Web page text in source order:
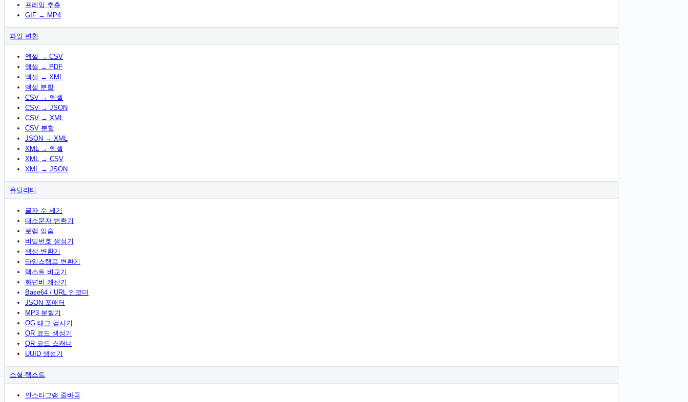
프레임 추출
GIF → MP4
파일 변환
엑셀 → CSV
엑셀 → PDF
엑셀 → XML
엑셀 분할
CSV → 엑셀
CSV → JSON
CSV → XML
CSV 분할
JSON → XML
XML → 엑셀
XML → CSV
XML → JSON
유틸리티
글자 수 세기
대소문자 변환기
로렘 입숨
비밀번호 생성기
색상 변환기
타임스탬프 변환기
텍스트 비교기
화면비 계산기
Base64 / URL 인코더
JSON 포매터
MP3 분할기
OG 태그 검사기
QR 코드 생성기
QR 코드 스캐너
UUID 생성기
소셜·텍스트
인스타그램 줄바꿈